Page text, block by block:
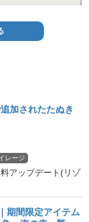
加されたたぬき
レージ
アップデート(リゾ
期間限定アイテム